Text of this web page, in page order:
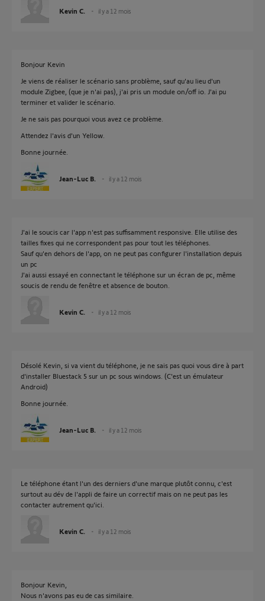
Kevin C. il y a 12 mois
Bonjour Kevin
Je viens de réaliser le scénario sans problème, sauf qu'au lieu d'un
module Zigbee, (que je n'ai pas), j'ai pris un module on/off io. J'ai pu
terminer et valider le scénario.
Je ne sais pas pourquoi vous avez ce problème.
Attendez l'avis d'un Yellow.
Bonne journée.
Jean-Luc B. il y a 12 mois
J'ai le soucis car l'app n'est pas suffisamment responsive. Elle utilise des
tailles fixes qui ne correspondent pas pour tout les téléphones.
Sauf qu'en dehors de l'app, on ne peut pas configurer l'installation depuis
un pc
J'ai aussi essayé en connectant le téléphone sur un écran de pc, même
soucis de rendu de fenêtre et absence de bouton.
Kevin C. il y a 12 mois
Désolé Kevin, si va vient du téléphone, je ne sais pas quoi vous dire à part
d'installer Bluestack 5 sur un pc sous windows. (C'est un émulateur
Android)
Bonne journée.
Jean-Luc B. il y a 12 mois
Le téléphone étant l'un des derniers d'une marque plutôt connu, c'est
surtout au dév de l'appli de faire un correctif mais on ne peut pas les
contacter autrement qu'ici.
Kevin C. il y a 12 mois
Bonjour Kevin,
Nous n'avons pas eu de cas similaire.